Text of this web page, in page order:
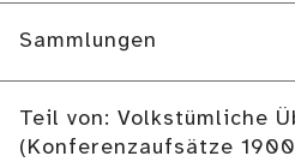
Sammlungen
Teil von: Volkstümliche
(Konferenzaufsätze